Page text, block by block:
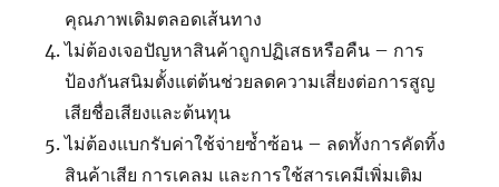
คุณภาพเดิมตลอดเส้นทาง
ไม่ต้องเจอปัญหาสินค้าถูกปฏิเสธหรือคืน – การ
ป้องกันสนิมตั้งแต่ต้นช่วยลดความเสี่ยงต่อการสูญ
เสียชื่อเสียงและต้นทุน
ไม่ต้องแบกรับค่าใช้จ่ายซ้ำซ้อน – ลดทั้งการคัดทิ้ง
สินค้าเสีย การเคลม และการใช้สารเคมีเพิ่มเติม
Green
VCI :
ถุง
พลาสติ
Green
VCI :
ถุง
พลาสติ
กกัน
VCI :
ถุง
พลาสติ
กกัน
VCI :
ถุง
พลาสติ
กกัน
Green
ของ
“ถุง
พลาสติ